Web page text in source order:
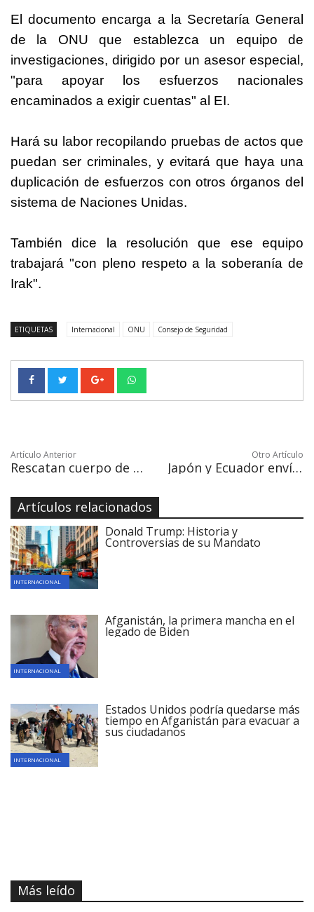
El documento encarga a la Secretaría General
de la ONU que establezca un equipo de
investigaciones, dirigido por un asesor especial,
"para apoyar los esfuerzos nacionales
encaminados a exigir cuentas" al EI.
Hará su labor recopilando pruebas de actos que
puedan ser criminales, y evitará que haya una
duplicación de esfuerzos con otros órganos del
sistema de Naciones Unidas.
También dice la resolución que ese equipo
trabajará "con pleno respeto a la soberanía de
Irak".
ETIQUETAS Internacional ONU Consejo de Seguridad
Artículo Anterior
Rescatan cuerpo de una maestra en colegio derrumbado por terremoto en México
Otro Artículo
Japón y Ecuador envían a México un equipos de rescate
Artículos relacionados
INTERNACIONAL
Donald Trump: Historia y
Controversias de su Mandato
INTERNACIONAL
Afganistán, la primera mancha en el
legado de Biden
INTERNACIONAL
Estados Unidos podría quedarse más
tiempo en Afganistán para evacuar a
sus ciudadanos
Más leído